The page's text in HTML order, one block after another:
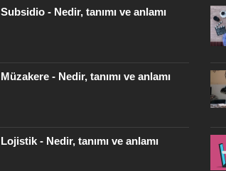
Subsidio - Nedir, tanımı ve anlamı
Müzakere - Nedir, tanımı ve anlamı
Lojistik - Nedir, tanımı ve anlamı